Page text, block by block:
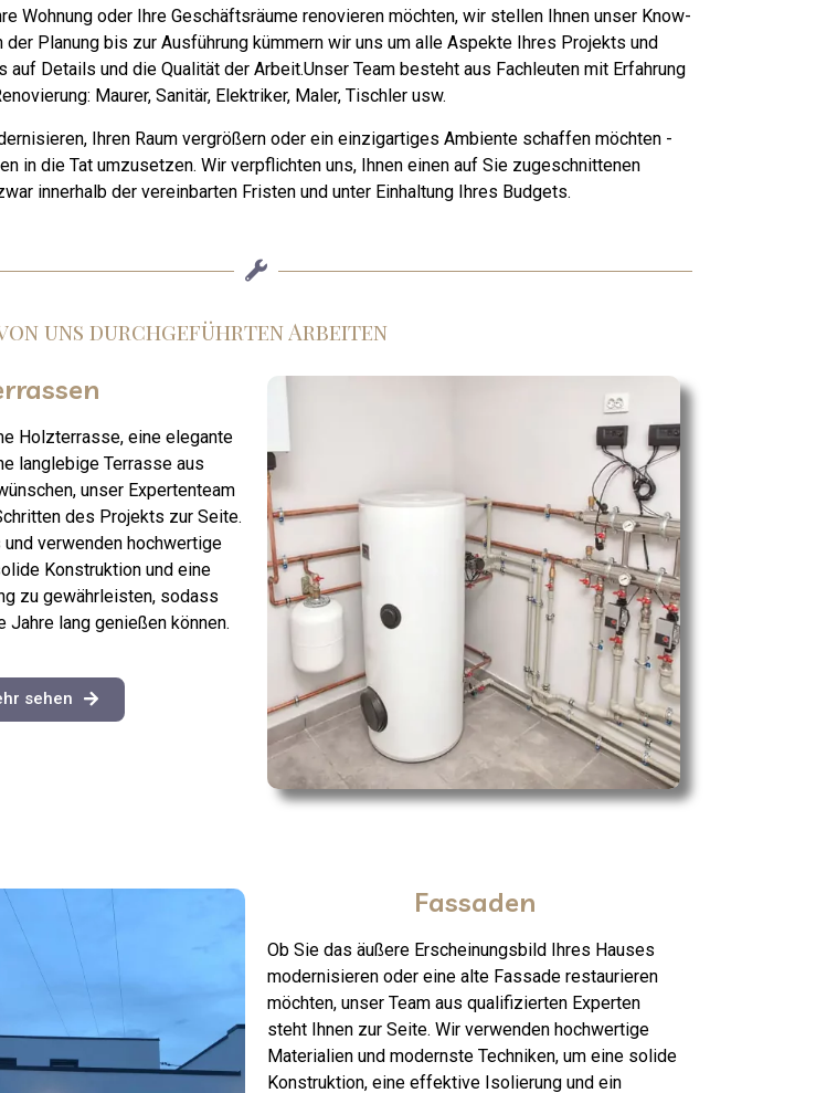
Wohnung oder Ihre Geschäftsräume renovieren möchten, wir stellen Ihnen unser Know-
der Planung bis zur Ausführung kümmern wir uns um alle Aspekte Ihres Projekts und
auf Details und die Qualität der Arbeit.Unser Team besteht aus Fachleuten mit Erfahrung
Maurer, Sanitär, Elektriker, Maler, Tischler usw.
Ihren Raum vergrößern oder ein einzigartiges Ambiente schaffen möchten -
in die Tat umzusetzen. Wir verpflichten uns, Ihnen einen auf Sie zugeschnittenen
innerhalb der vereinbarten Fristen und unter Einhaltung Ihres Budgets.
uns durchgeführten Arbeiten
Holzterrasse, eine elegante
langlebige Terrasse aus
unser Expertenteam
des Projekts zur Seite.
verwenden hochwertige
Konstruktion und eine
zu gewährleisten, sodass
Jahre lang genießen können.
sehen
Fassaden
Ob Sie das äußere Erscheinungsbild Ihres Hauses
modernisieren oder eine alte Fassade restaurieren
möchten, unser Team aus qualifizierten Experten
steht Ihnen zur Seite. Wir verwenden hochwertige
Materialien und modernste Techniken, um eine solide
Konstruktion, eine effektive Isolierung und ein